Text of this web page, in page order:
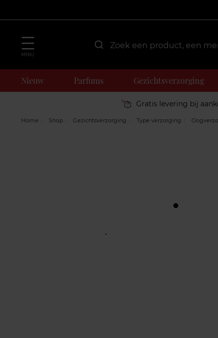
MENU
Nieuw Parfums Gezichtsverzorging
Gratis levering bij
Home Shop Gezichtsverzorging Type verzorging